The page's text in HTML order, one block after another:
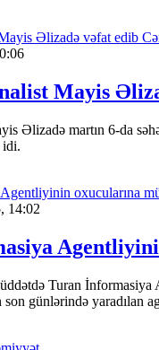
Mayis
Əlizadə martın 6-da
idi.
14:02
Turan
son günlərində yaradılan